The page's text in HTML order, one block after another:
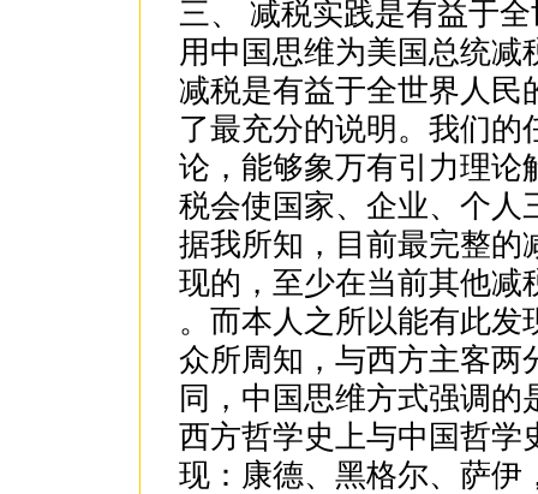
三、 减税实践是有益于
用中国思维为美国总统减
减税是有益于全世界人民
了最充分的说明。我们
论，能够象万有引力理论
税会使国家、企业、个人
据我所知，目前最完整的
现的，至少在当前其他减
。而本人之所以能有此
众所周知，与西方主客两
同，中国思维方式强调
西方哲学史上与中国哲学
现：康德、黑格尔、萨伊